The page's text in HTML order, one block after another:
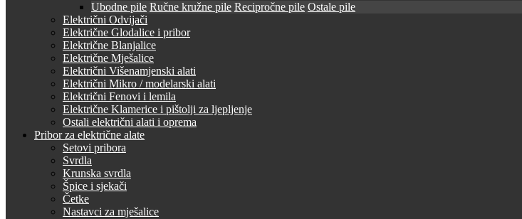
Ubodne pile Ručne kružne pile Recipročne pile Ostale pile
Električni Odvijači
Električne Glodalice i pribor
Električne Blanjalice
Električne Mješalice
Električni Višenamjenski alati
Električni Mikro / modelarski alati
Električni Fenovi i lemila
Električne Klamerice i pištolji za ljepljenje
Ostali električni alati i oprema
Pribor za električne alate
Setovi pribora
Svrdla
Krunska svrdla
Špice i sjekači
Četke
Nastavci za mješalice